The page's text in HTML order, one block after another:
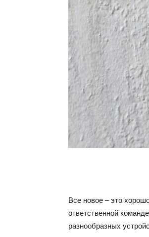
Все новое – это
ответственной
разнообразных